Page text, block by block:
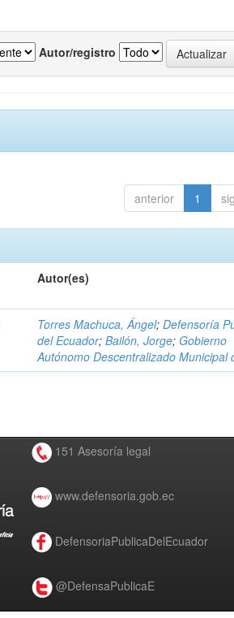
Autor/registro
anterior 1
Autor(es)
Torres Machuca, Ángel;Defensoría
del Ecuador;Bailón, Jorge; Gobierno
Autónomo Descentralizado Municipal
151 Asesoría legal
www.defensoria.gob.ec
DefensoriaPublicaDelEcuador
@DefensaPublicaE